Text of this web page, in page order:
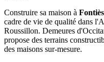
Construire sa maison à
cadre de vie de qualité dans
Roussillon. Demeures
propose des terrains
des maisons sur-mesure.